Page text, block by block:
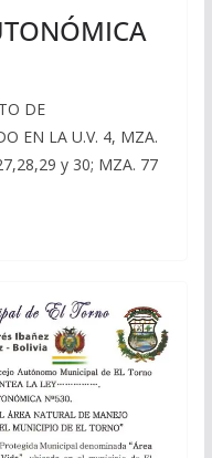
DE
EN LA U.V. 4, MZA.
y 30; MZA. 77